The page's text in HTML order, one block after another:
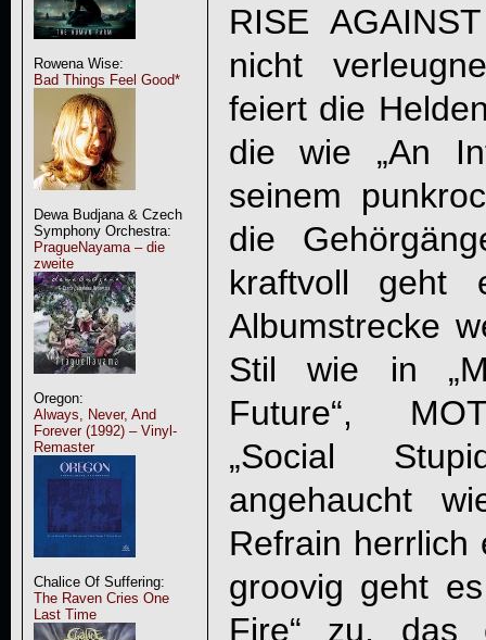
Rowena Wise:
Bad Things Feel Good*
Dewa Budjana & Czech
Symphony Orchestra:
PragueNayama – die
zweite
Oregon:
Always, Never, And
Forever (1992) – Vinyl-
Remaster
Chalice Of Suffering:
The Raven Cries One
Last Time
RISE
nicht
feiert die
die wie „An
seinem
die
kraftvoll geht
Albumstrecke
Stil wie in
Future“,
„Social
angehaucht
Refrain herrlich
groovig geht
Fire“ zu, das